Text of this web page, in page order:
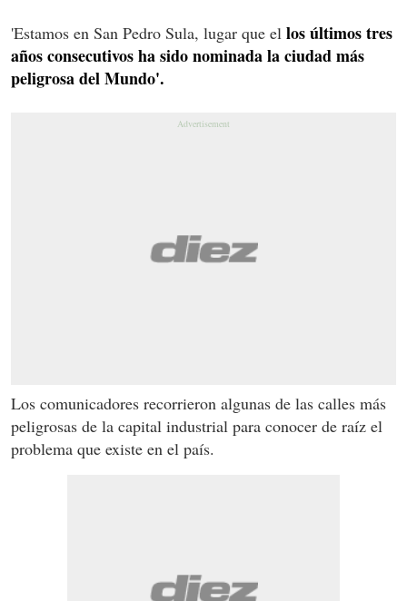
'Estamos en San Pedro Sula, lugar que el los últimos tres
años consecutivos ha sido nominada la ciudad más
peligrosa del Mundo'.
Los comunicadores recorrieron algunas de las calles más
peligrosas de la capital industrial para conocer de raíz el
problema que existe en el país.